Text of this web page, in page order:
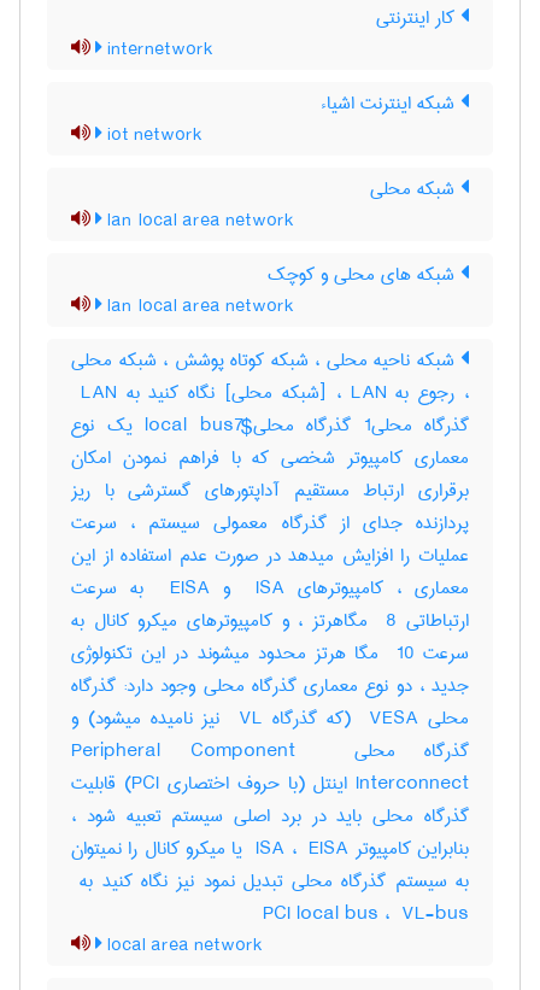
کار اینترنتی
internetwork
شبکه اینترنت اشیاء
iot network
شبکه محلی
lan local area network
شبکه های محلی و کوچک
lan local area network
شبکه ناحیه محلی ، شبکه کوتاه پوشش ، شبکه محلی
، رجوع به LAN ، [شبکه محلی] نگاه کنید به ‎ LAN
گذرگاه محلی‎1 گذرگاه محلی‎local bus7$ یک نوع
معماری کامپیوتر شخصی که با فراهم نمودن امکان
برقراری ارتباط مستقیم آداپتورهای گسترشی با ریز
پردازنده جدای از گذرگاه معمولی سیستم ، سرعت
عملیات را افزایش میدهد در صورت عدم استفاده از این
معماری ، کامپیوترهای ‎ ISA و ‎ EISA به سرعت
ارتباطاتی ‎ 8 مگاهرتز ، و کامپیوترهای میکرو کانال به
سرعت ‎ 10 مگا هرتز محدود میشوند در این تکنولوژی
جدید ، دو نوع معماری گذرگاه محلی وجود دارد: گذرگاه
محلی ‎ VESA (که گذرگاه ‎ VL نیز نامیده میشود) و
گذرگاه محلی ‎Peripheral Component ‎
Interconnect اینتل (با حروف اختصاری ‎PCI) قابلیت
گذرگاه محلی باید در برد اصلی سیستم تعبیه شود ،
بنابراین کامپیوتر ‎ ISA ، ‎ EISA یا میکرو کانال را نمیتوان
PCI local bus ، ‎ VL-bus
local area network